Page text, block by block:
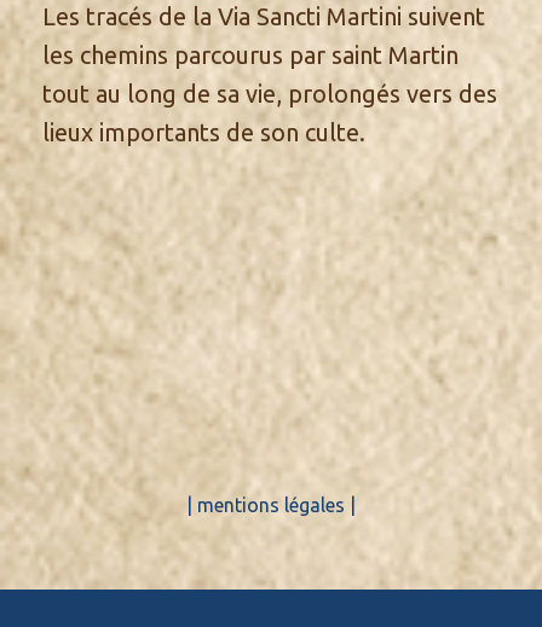
Les tracés de la Via Sancti Martini suivent
les chemins parcourus par saint Martin
tout au long de sa vie, prolongés vers des
lieux importants de son culte.
| mentions légales |